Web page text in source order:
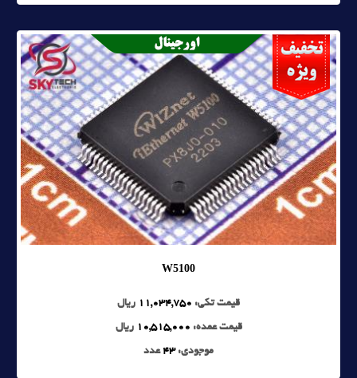
W5100
قیمت تکی: 11,034,750 ریال
قیمت عمده: 10,515,000 ریال
موجودی:43 عدد